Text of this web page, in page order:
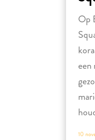
Op
een
10